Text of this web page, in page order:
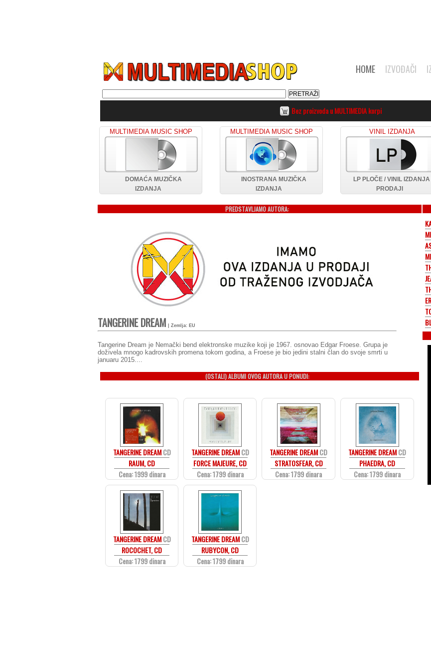
HOME IZVOĐAČI
Bez proizvoda u MULTIMEDIA korpi
MULTIMEDIA MUSIC SHOP
DOMAĆA MUZIČKA
IZDANJA
MULTIMEDIA MUSIC SHOP
INOSTRANA MUZIČKA
IZDANJA
VINIL IZDANJA
LP PLOČE / VINIL IZDANJA
PRODAJI
PREDSTAVLJAMO AUTORA:
TANGERINE DREAM | Zemlja: EU
Tangerine Dream je Nemački bend elektronske muzike koji je 1967. osnovao Edgar Froese. Grupa je
doživela mnogo kadrovskih promena tokom godina, a Froese je bio jedini stalni član do svoje smrti u
januaru 2015....
(OSTALI) ALBUMI OVOG AUTORA U PONUDI:
TANGERINE DREAMCD
RAUM, CD
Cena: 1999 dinara
TANGERINE DREAMCD
FORCE MAJEURE, CD
Cena: 1799 dinara
TANGERINE DREAMCD
STRATOSFEAR, CD
Cena: 1799 dinara
TANGERINE DREAMCD
PHAEDRA, CD
Cena: 1799 dinara
TANGERINE DREAMCD
ROCOCHET, CD
Cena: 1799 dinara
TANGERINE DREAMCD
RUBYCON, CD
Cena: 1799 dinara